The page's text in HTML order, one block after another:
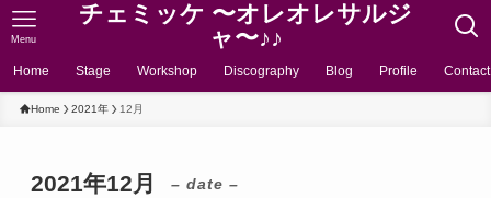
チェミッケ 〜オレオレサルジ
ャ〜♪♪
Menu
Home Stage Workshop Discography Blog Profile Contact
Home 2021年 12月
2021年12月 – date –